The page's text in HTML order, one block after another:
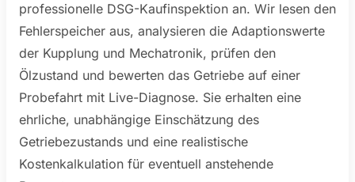
professionelle DSG-Kaufinspektion an. Wir lesen den
Fehlerspeicher aus, analysieren die Adaptionswerte
der Kupplung und Mechatronik, prüfen den
Ölzustand und bewerten das Getriebe auf einer
Probefahrt mit Live-Diagnose. Sie erhalten eine
ehrliche, unabhängige Einschätzung des
Getriebezustands und eine realistische
Kostenkalkulation für eventuell anstehende